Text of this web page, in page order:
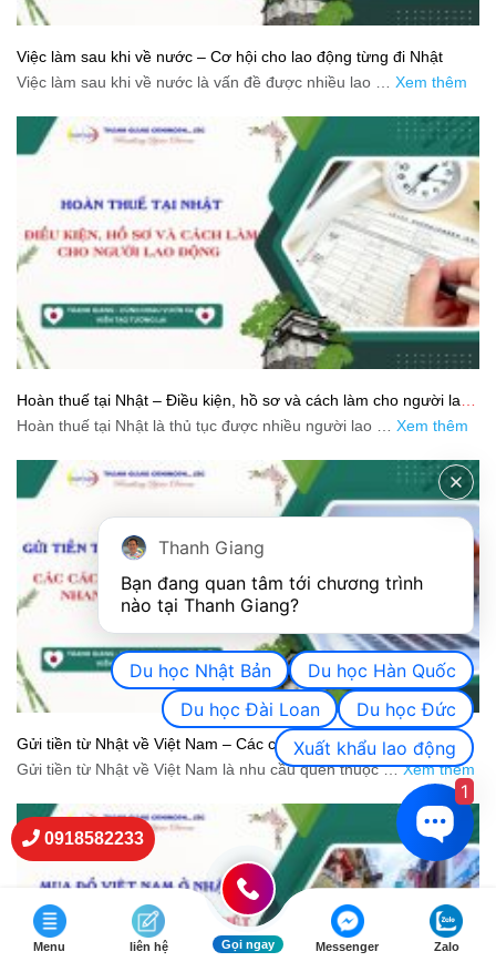
Việc làm sau khi về nước – Cơ hội cho lao động từng đi Nhật
Việc làm sau khi về nước là vấn đề được nhiều lao … Xem thêm
Hoàn thuế tại Nhật – Điều kiện, hồ sơ và cách làm cho người lao
động
Hoàn thuế tại Nhật là thủ tục được nhiều người lao … Xem thêm
Gửi tiền từ Nhật về Việt Nam – Các cách chuyển an toàn, nhanh
và tiết kiệm
Gửi tiền từ Nhật về Việt Nam là nhu cầu quen thuộc …Xem thêm
0918582233
Menu liên hệ Gọi ngay Messenger Zalo
Thanh Giang
Bạn đang quan tâm tới chương trình
nào tại Thanh Giang?
Du học Nhật Bản
Du học Hàn Quốc
Du học Đài Loan
Du học Đức
Xuất khẩu lao động
1